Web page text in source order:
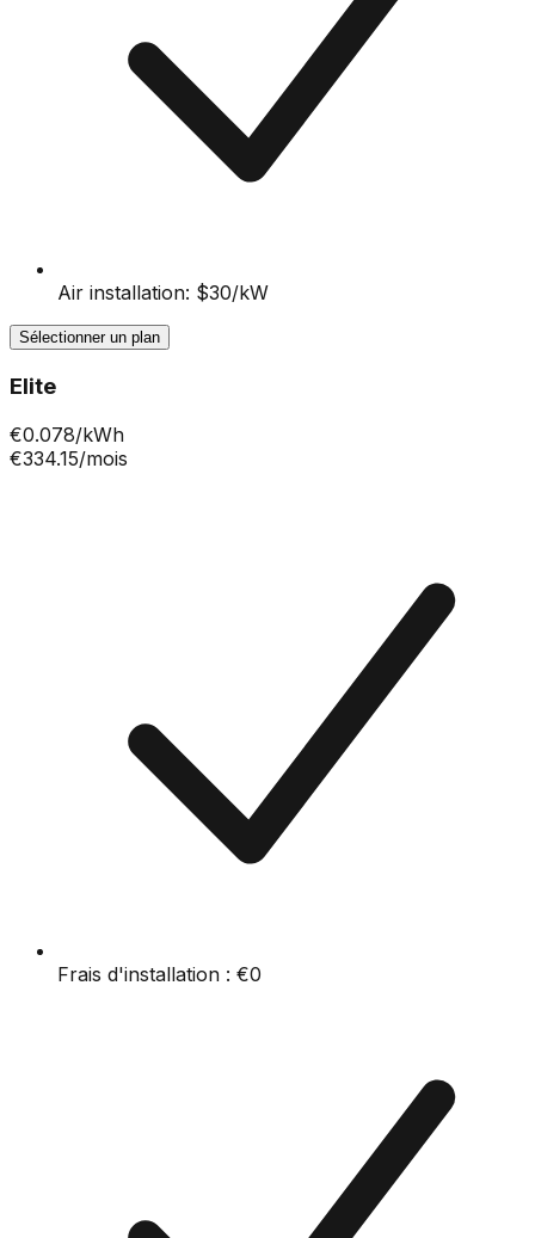
Air installation: $30/kW
Sélectionner un plan
Elite
€0.078/kWh
€334.15/mois
Frais d'installation : €0